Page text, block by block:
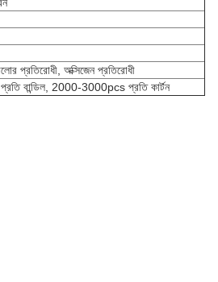
প্রতিরোধী, অক্সিজেন প্রতিরোধী
বান্ডিল, 2000-3000pcs প্রতি কার্টন